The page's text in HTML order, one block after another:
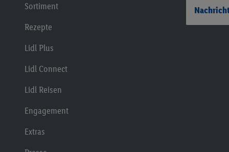
Sortiment
Rezepte
Lidl Plus
Lidl Connect
Lidl Reisen
Engagement
Extras